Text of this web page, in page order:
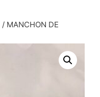
/ MANCHON DE